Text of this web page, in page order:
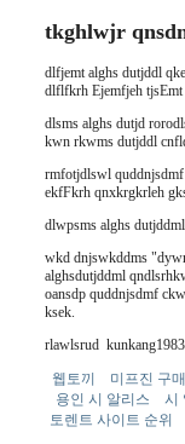
tkghlwjr
dlfjemt alghs dutjddl
dlflfkrh Ejemfjeh
dlsms alghs dutjd
kwn rkwms dutjddl
rmfotjdlswl
ekfFkrh qnxkrgkrleh
dlwpsms alghs
wkd dnjswkddms
alghsdutjddml
oansdp quddnjsdmf
ksek.
rlawlsrud kunkang1983
웹토끼
미프진 구
용인 시 알리스
시
토렌트 사이트 순위